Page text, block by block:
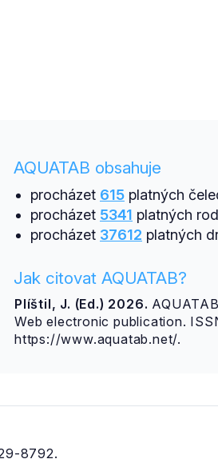
AQUATAB obsahuje
procházet 615platných
procházet 5341 platných
procházet 37612 platných
Jak citovat AQUATAB?
Plíštil, J. (Ed.) 2026.
Web electronic publication.
https://www.aquatab.net/.
8792.